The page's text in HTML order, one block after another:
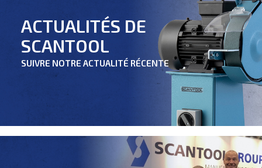
ACTUALITÉS DE
SCANTOOL
SUIVRE NOTRE ACTUALITÉ RÉCENTE